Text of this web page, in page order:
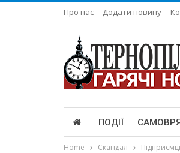
Про нас Додати новину
ПОДІЇ
Home Скандал